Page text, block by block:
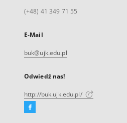
(+48) 41 349 71 55
E-Mail
buk@ujk.edu.pl
Odwiedź nas!
http://buk.ujk.edu.pl/
Facebook